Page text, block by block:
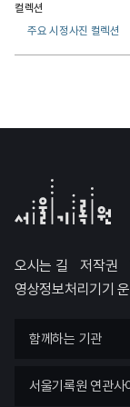
컬렉션
주요 시정사진 컬렉션
오시는 길 저작권
영상정보처리기기
함께하는 기관
서울기록원 연관사